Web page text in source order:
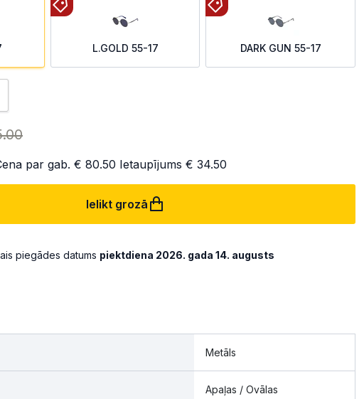
L.GOLD 55-17 DARK GUN 55-17
par gab. € 80.50 Ietaupījums € 34.50
Ielikt grozā
piegādes datums piektdiena 2026. gada 14. augusts
Metāls
Apaļas / Ovālas